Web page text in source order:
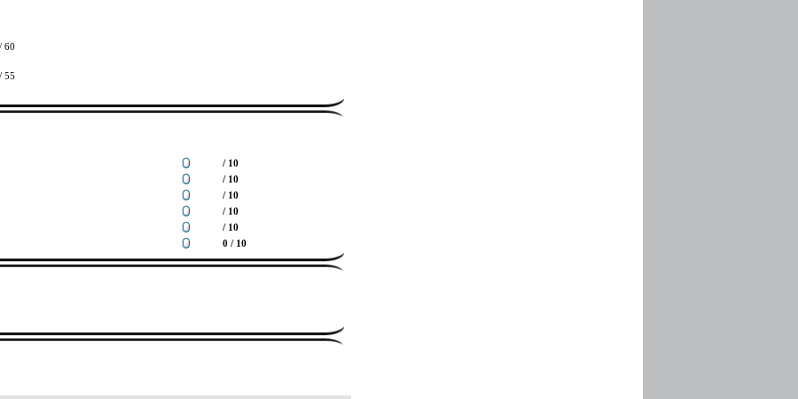
60
55
/ 10
/ 10
/ 10
/ 10
/ 10
0 / 10